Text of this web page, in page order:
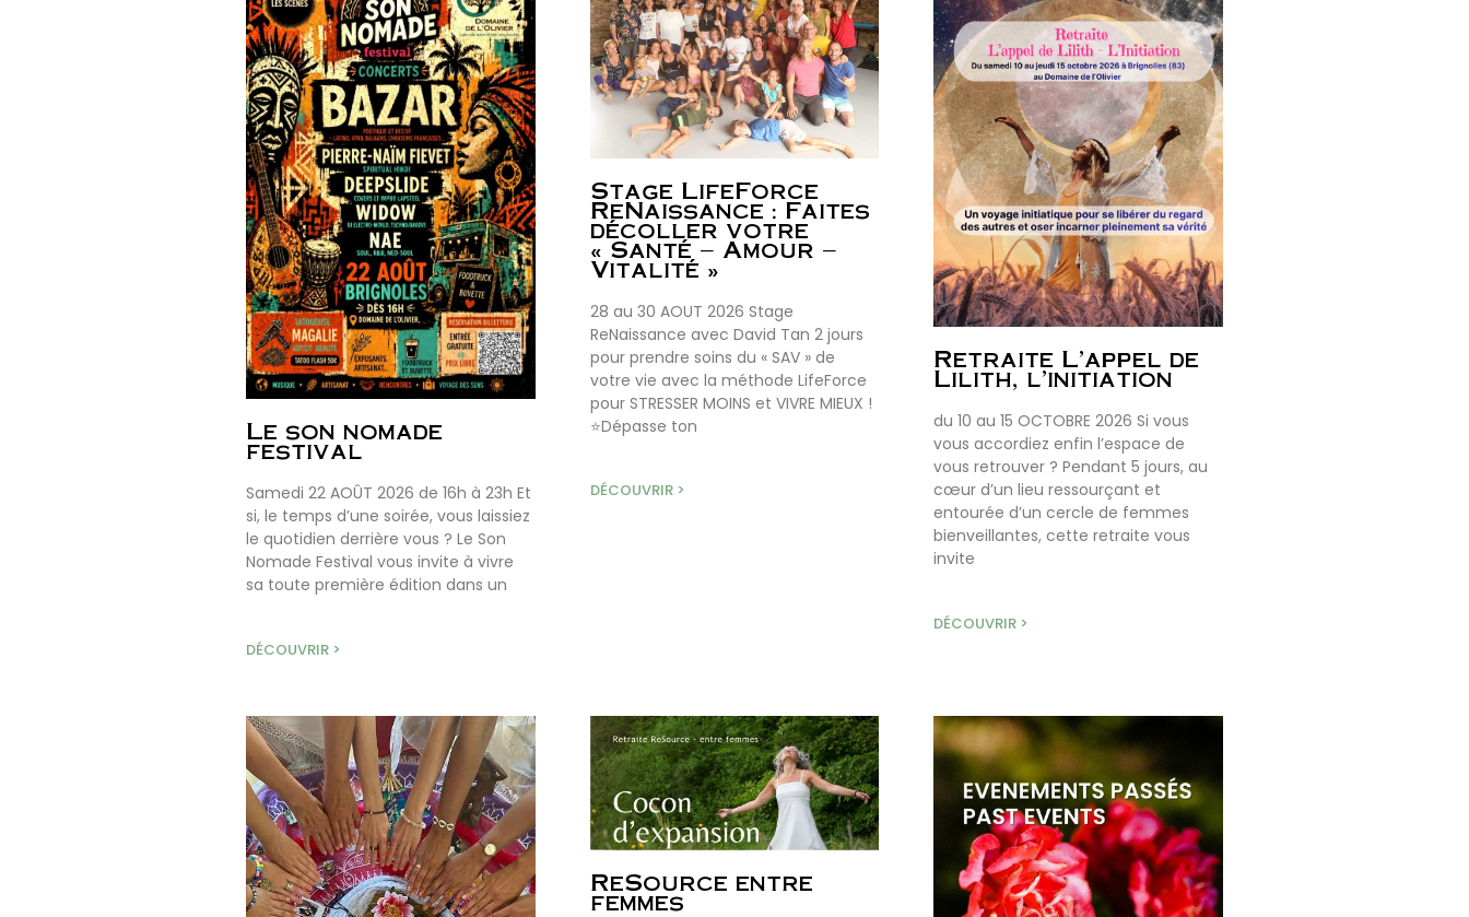
Le son nomade
festival
Samedi 22 AOÛT 2026 de 16h à 23h Et
si, le temps d’une soirée, vous laissiez
le quotidien derrière vous ? Le Son
Nomade Festival vous invite à vivre
sa toute première édition dans un
DÉCOUVRIR >
Stage LifeForce
ReNaissance : Faites
décoller votre
« Santé – Amour –
Vitalité »
28 au 30 AOUT 2026 Stage
ReNaissance avec David Tan 2 jours
pour prendre soins du « SAV » de
votre vie avec la méthode LifeForce
pour STRESSER MOINS et VIVRE MIEUX !
⭐Dépasse ton
DÉCOUVRIR >
Retraite L’appel de
Lilith, l’initiation
du 10 au 15 OCTOBRE 2026 Si vous
vous accordiez enfin l’espace de
vous retrouver ? Pendant 5 jours, au
cœur d’un lieu ressourçant et
entourée d’un cercle de femmes
bienveillantes, cette retraite vous
invite
DÉCOUVRIR >
ReSource entre
femmes